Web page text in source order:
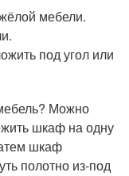
мебели.
под угол или
Можно
шкаф на одну
шкаф
полотно из-под